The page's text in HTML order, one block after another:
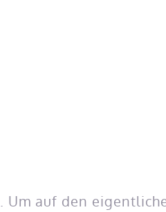
. Um auf den